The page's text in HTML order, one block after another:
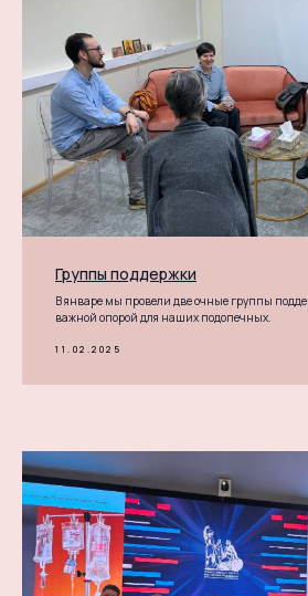
Группы поддержки
В январе мы провели две очные группы
важной опорой для наших подопечных.
11.02.2025